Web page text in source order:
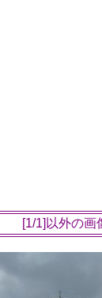
[1/1]以外の